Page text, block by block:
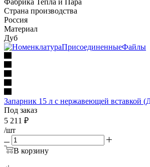
Страна производства
Россия
Материал
Дуб
Запарник 15 л с нержавеющей
Под заказ
5 211 ₽
/шт
В корзину